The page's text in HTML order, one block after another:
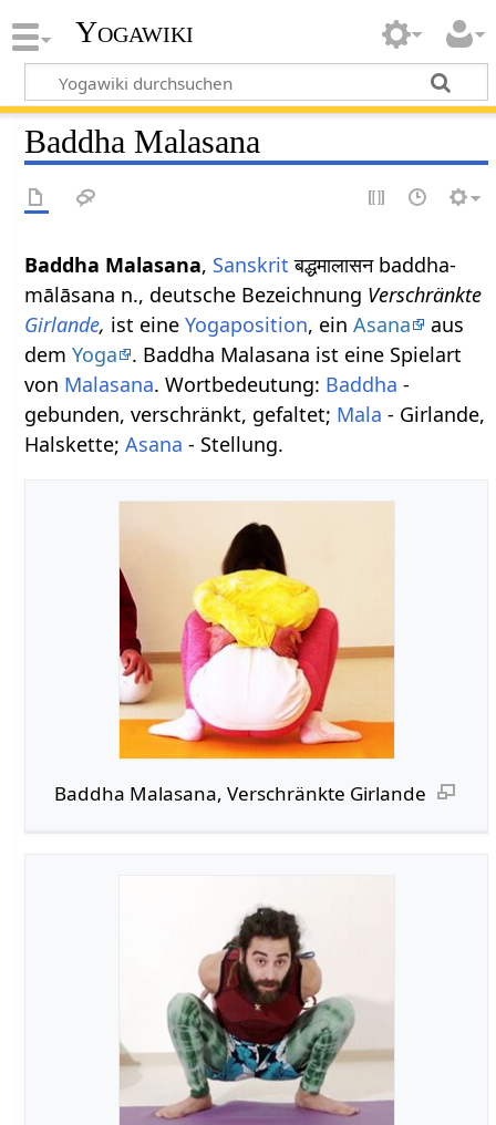
Yogawiki
Baddha Malasana
Baddha Malasana, Sanskrit बद्धमालासन baddha-
mālāsana n., deutsche Bezeichnung Verschränkte
Girlande, ist eineYogaposition, einAsana
aus
demYoga
. Baddha Malasana ist eine Spielart
von Malasana. Wortbedeutung: Baddha -
gebunden, verschränkt, gefaltet; Mala - Girlande,
Halskette;Asana - Stellung.
Baddha Malasana, Verschränkte Girlande